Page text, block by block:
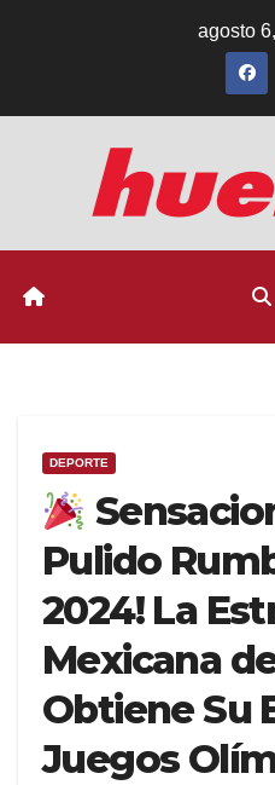
agosto
DEPORTE
Pulido
2024! La
Mexicana
Obtiene Su
Juegos